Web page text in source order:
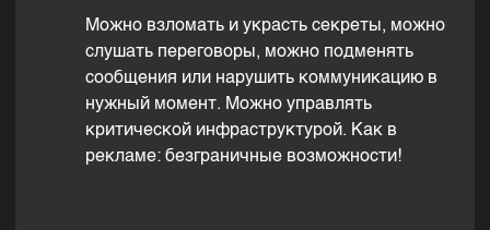
Можно взломать и украсть секреты, можно
слушать переговоры, можно подменять
сообщения или нарушить коммуникацию в
нужный момент. Можно управлять
критической инфраструктурой. Как в
рекламе: безграничные возможности!